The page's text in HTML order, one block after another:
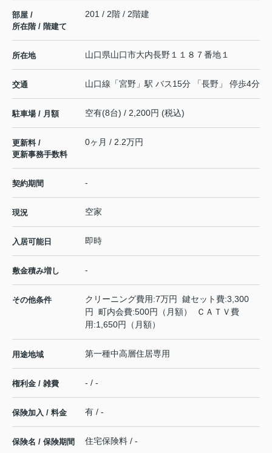
部屋 /
所在階 / 階建て
201 / 2階 / 2階建
所在地 山口県山口市大内長野 １１８７番地１
交通 山口線 「宮野 」駅 バス15分 「長野」 停歩4分
駐車場 / 月額 空有(8台) / 2,200円 (税込)
更新料 /
更新事務手数料
0ヶ月 / 2.2万円
契約期間 -
現況 空家
入居可能日 即時
敷金積み増し -
その他条件
クリーニング費用:7万円 鍵セット費:3,300
円 町内会費:500円（月額） ＣＡＴＶ費
用:1,650円（月額）
用途地域 第一種中高層住居専用
権利金 / 雑費 - / -
保険加入 / 料金 有 / -
保険名 / 保険期間 住宅保険料 / -